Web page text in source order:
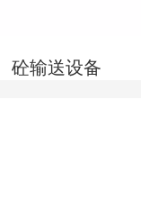
砼输送设备